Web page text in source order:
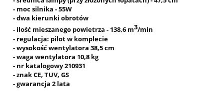
- moc silnika - 55W
- dwa kierunki obrotów
- ilość mieszanego powietrza - 138,6 m3/min
- regulacja: pilot w komplecie
- wysokość wentylatora 38,5 cm
- waga wentylatora 10,8 kg
- nr katalogowy 210931
- znak CE, TUV, GS
- gwarancja 2 lata